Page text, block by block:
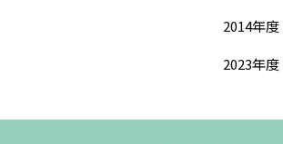
2014年度
2023年度